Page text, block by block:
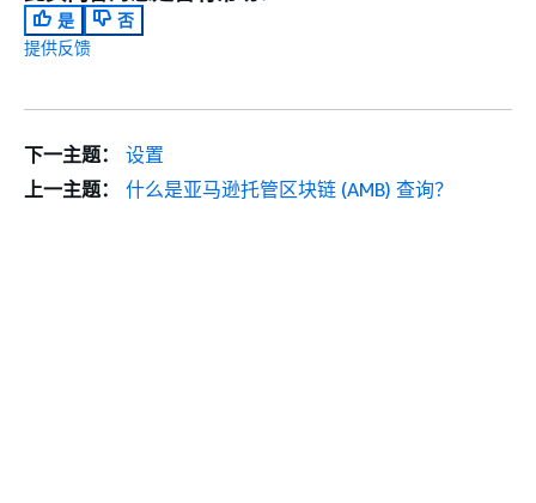
是
否
提供反馈
下一主题：
设置
上一主题：
什么是亚马逊托管区块链 (AMB) 查询？